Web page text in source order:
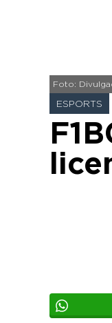
Foto:
ESPORTS